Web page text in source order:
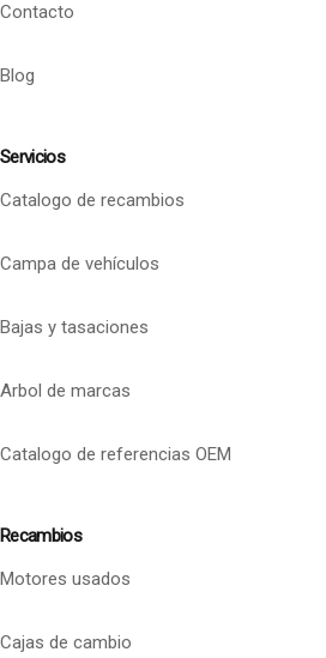
Contacto
Blog
Servicios
Catalogo de recambios
Campa de vehículos
Bajas y tasaciones
Arbol de marcas
Catalogo de referencias OEM
Recambios
Motores usados
Cajas de cambio